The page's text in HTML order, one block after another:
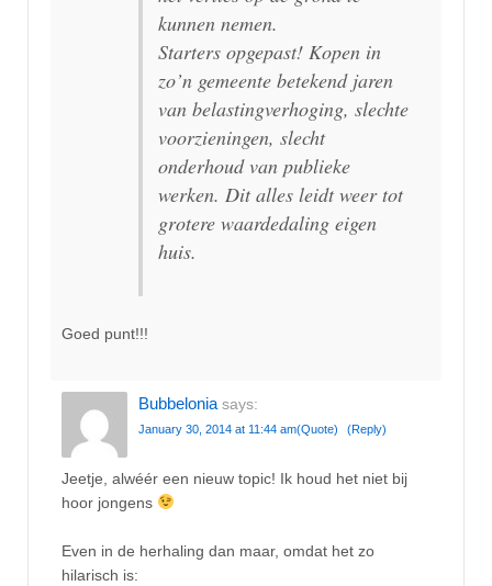
kunnen nemen.
Starters opgepast! Kopen in
zo’n gemeente betekend jaren
van belastingverhoging, slechte
voorzieningen, slecht
onderhoud van publieke
werken. Dit alles leidt weer tot
grotere waardedaling eigen
huis.
Goed punt!!!
Bubbelonia says:
January 30, 2014 at 11:44 am(Quote) (Reply)
Jeetje, alwéér een nieuw topic! Ik houd het niet bij
hoor jongens
Even in de herhaling dan maar, omdat het zo
hilarisch is: